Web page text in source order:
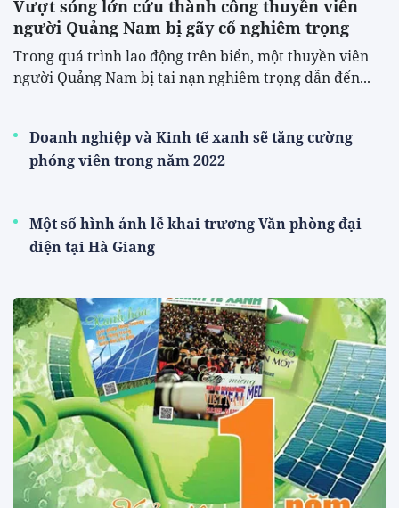
Vượt sóng lớn cứu thành công thuyền viên
người Quảng Nam bị gãy cổ nghiêm trọng
Trong quá trình lao động trên biển, một thuyền viên
người Quảng Nam bị tai nạn nghiêm trọng dẫn đến...
Doanh nghiệp và Kinh tế xanh sẽ tăng cường
phóng viên trong năm 2022
Một số hình ảnh lễ khai trương Văn phòng đại
diện tại Hà Giang